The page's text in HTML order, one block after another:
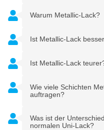
Warum Metallic-Lack?
Ist Metallic-Lack
Ist Metallic-Lack
Wie viele Schichten
auftragen?
Was ist der
normalen Uni-Lack?